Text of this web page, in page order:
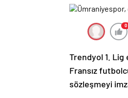
0
Trendyol 1. Lig
Fransız
sözleşmeyi